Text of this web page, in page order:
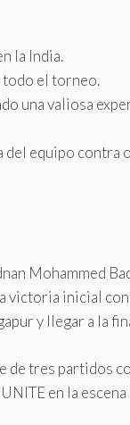
la India.
todo el torneo.
una valiosa
del equipo contra
Mohammed
victoria inicial
y llegar a la
de tres partidos
en la escena